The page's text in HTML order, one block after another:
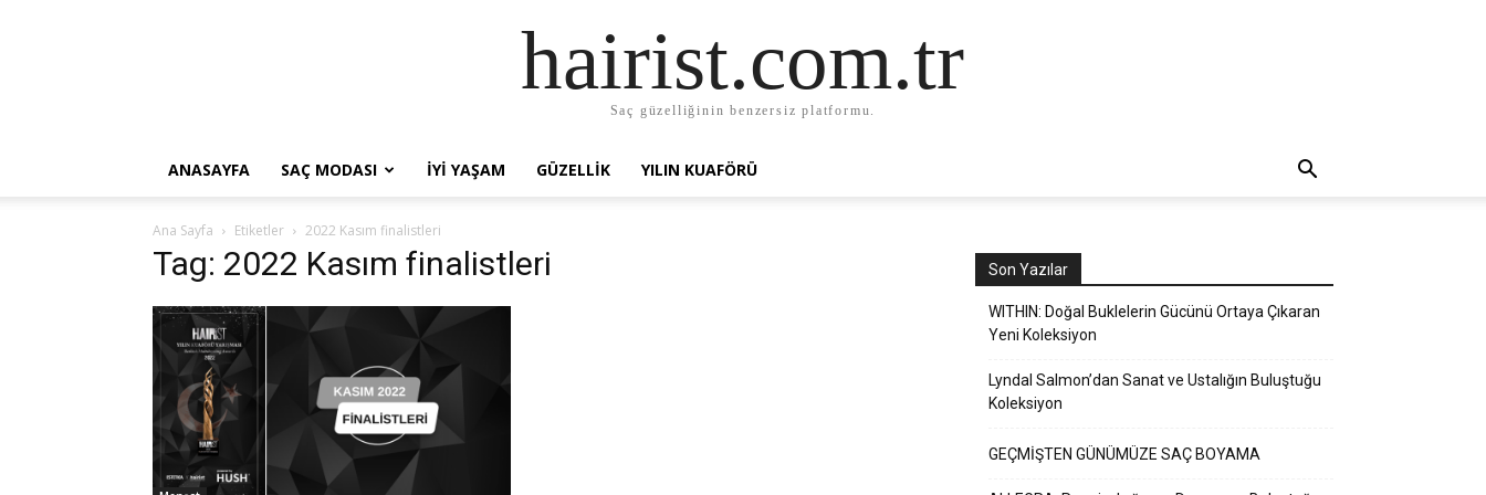
hairist.com.tr
Saç güzelliğinin benzersiz platformu.
ANASAYFA SAÇ MODASI İYI YAŞAM GÜZELLIK YILIN KUAFÖRÜ
Ana Sayfa Etiketler 2022 Kasım finalistleri
Tag: 2022 Kasım finalistleri Son Yazılar
WITHIN: Doğal Buklelerin Gücünü Ortaya Çıkaran
Yeni Koleksiyon
Lyndal Salmon’dan Sanat ve Ustalığın Buluştuğu
Koleksiyon
GEÇMİŞTEN GÜNÜMÜZE SAÇ BOYAMA